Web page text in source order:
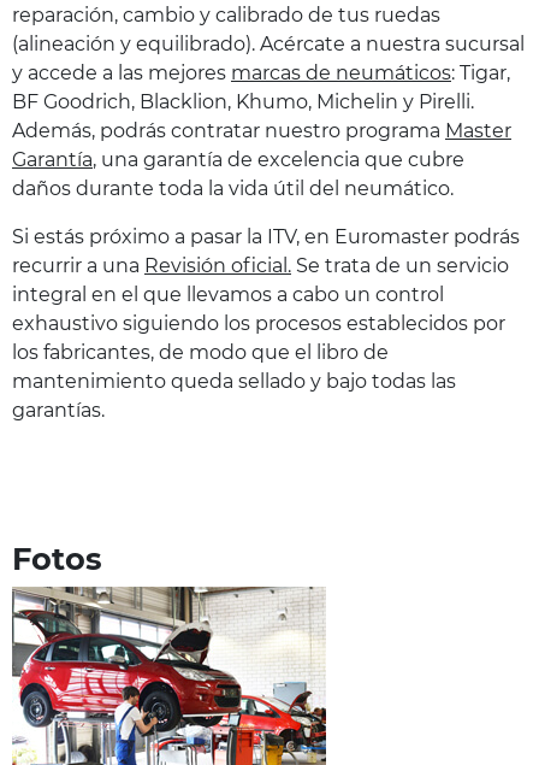
reparación, cambio y calibrado de tus ruedas
(alineación y equilibrado). Acércate a nuestra sucursal
y accede a las mejores marcas de neumáticos: Tigar,
BF Goodrich, Blacklion, Khumo, Michelin y Pirelli.
Además, podrás contratar nuestro programa Master
Garantía, una garantía de excelencia que cubre
daños durante toda la vida útil del neumático.
Si estás próximo a pasar la ITV, en Euromaster podrás
recurrir a una Revisión oficial. Se trata de un servicio
integral en el que llevamos a cabo un control
exhaustivo siguiendo los procesos establecidos por
los fabricantes, de modo que el libro de
mantenimiento queda sellado y bajo todas las
garantías.
Fotos